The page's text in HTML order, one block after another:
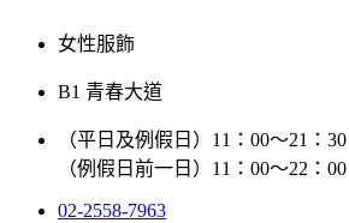
女性服飾
B1 青春大道
（平日及例假日）11：00～21：30
（例假日前一日）11：00～22：00
02-2558-7963